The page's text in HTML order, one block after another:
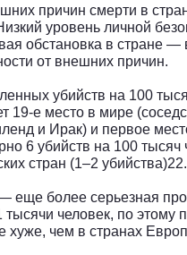
причин смерти в
уровень личной
обстановка в стране —
от внешних причин.
убийств на 100
19-е место в мире
и Ирак) и первое
6 убийств на 100 тысяч
стран (1–2 убийства)22.
еще более серьезная
тысячи человек, по этому
хуже, чем в странах